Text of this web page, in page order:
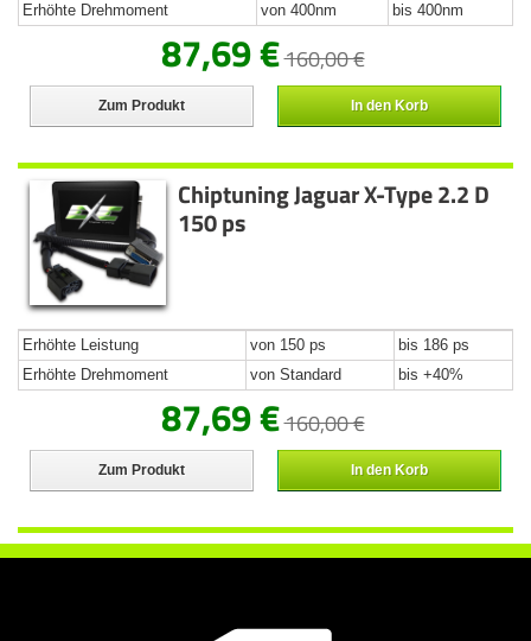
Erhöhte Drehmoment
von 400nm bis 400nm
87,69 €160,00 €
Zum Produkt In den Korb
Chiptuning Jaguar X-Type 2.2 D
150 ps
Erhöhte Leistung von 150 ps
bis 186 ps
Erhöhte Drehmoment
von Standard bis +40%
87,69 €160,00 €
Zum Produkt In den Korb